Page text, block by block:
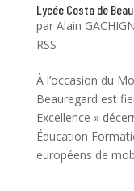
Lycée Costa de
par Alain
RSS
À l’occasion du
Beauregard est
Excellence »
Éducation
européens de